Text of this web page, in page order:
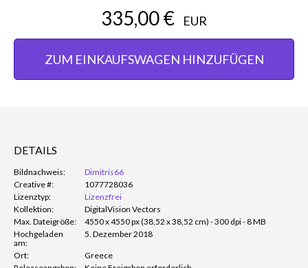
335,00 € EUR
ZUM EINKAUFSWAGEN HINZUFÜGEN
DETAILS
Bildnachweis:
Dimitris66
Creative #:
1077728036
Lizenztyp:
Lizenzfrei
Kollektion:
DigitalVision Vectors
Max. Dateigröße:
4550 x 4550 px (38,52 x 38,52 cm) - 300 dpi - 8 MB
Hochgeladen
am:
5. Dezember 2018
Ort:
Greece